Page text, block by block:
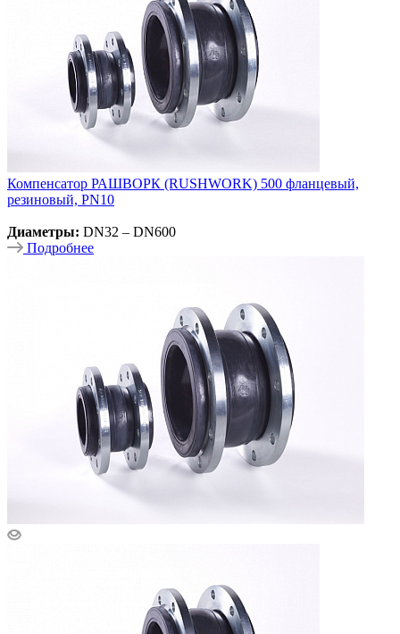
Компенсатор РАШВОРК (RUSHWORK) 500 фланцевый,
резиновый, PN10
Диаметры: DN32 – DN600
Подробнее